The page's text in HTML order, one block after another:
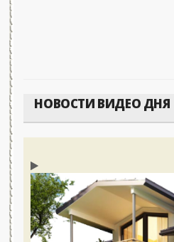
НОВОСТИ ВИДЕО ДНЯ